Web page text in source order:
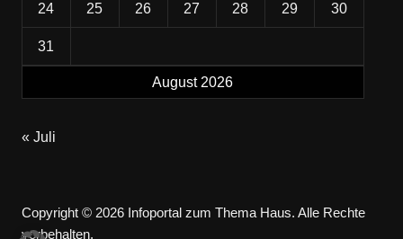
August 2026
24 25 26 27 28 29 30
31
« Juli
Copyright © 2026 Infoportal zum Thema Haus. Alle Rechte
vorbehalten.